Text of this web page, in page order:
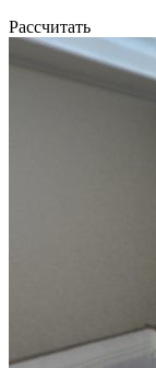
Рассчитать